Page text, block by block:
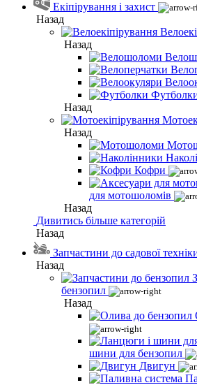
Екіпірування і захист
Назад
Назад
Назад
Назад
Кофри
для мотошоломів
Назад
Дивитись більше категорій
Назад
Запчастини до садової
Назад
бензопил
Назад
шини для бензопил
Двигун